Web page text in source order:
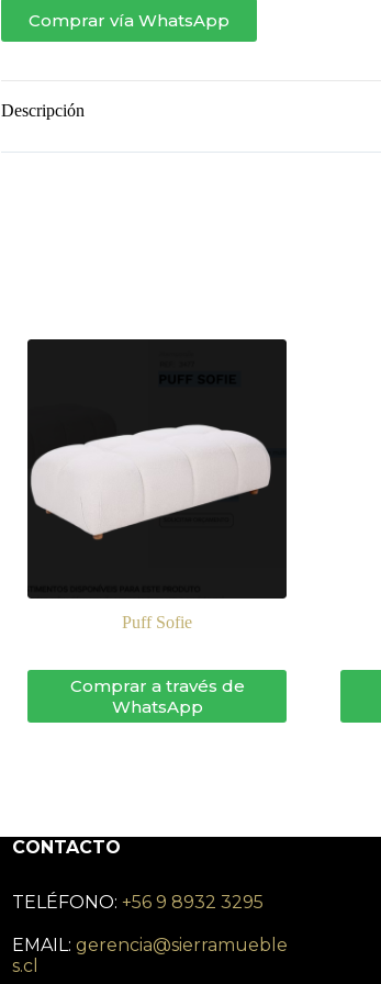
Comprar vía WhatsApp
Descripción
Puff Sofie
Comprar a través de
WhatsApp
CONTACTO
TELÉFONO: +56 9 8932 3295
EMAIL: gerencia@sierramueble
s.cl